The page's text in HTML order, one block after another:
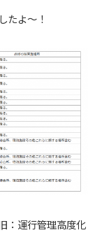
たよ～！
：運行管理高度化